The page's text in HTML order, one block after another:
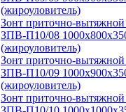
(жироуловитель)
Зонт приточно-
ЗПВ-П10/08
(жироуловитель)
Зонт приточно-
ЗПВ-П10/09
(жироуловитель)
Зонт приточно-